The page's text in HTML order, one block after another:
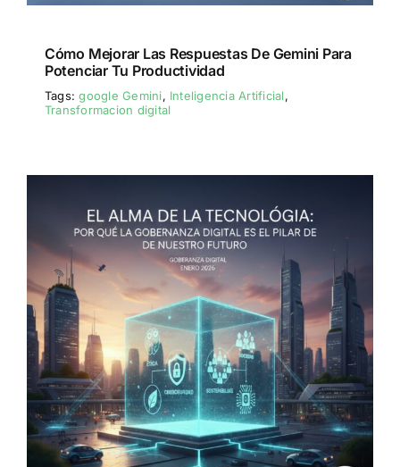
Cómo Mejorar Las Respuestas De Gemini Para
Potenciar Tu Productividad
Tags:google Gemini, Inteligencia Artificial,
Transformacion digital